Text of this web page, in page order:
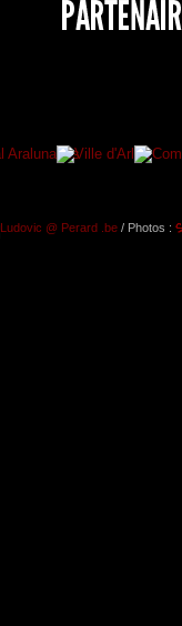
/ Photos :